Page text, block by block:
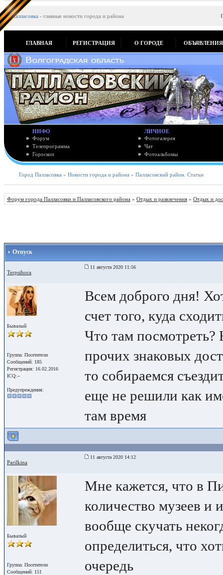
Палласовка - главные новости города и района
ГЛАВНАЯ РЕГИСТРАЦИЯ О ГОРОДЕ ОБЪЯВЛЕНИЯ
ИНФО
Форум
Телепрограмма
Гороскоп
ЛИЧНОЕ
Фотогалерея
Чат
Фотоальбомы
Город Палласовка » Новости города и района » Палласовский район. Статьи
Форум города Палласовки и Палласовского района » Отдых и развлечения » Отдых и
Отпуск
Terpsihora
11 августа 2020 11:56
Бывалый
Группа: Посетители
Сообщений: 185
Регистрация: 16.02.2016
ICQ:--
Предупреждения:
Всем доброго дня!
счет того, куда
Что там
прочих знаковых
то собираемся
еще не решили как
там время
Parilkina
11 августа 2020 14:12
Бывалый
Группа: Посетители
Сообщений: 151
Мне кажется, что в
количество музеев и
вообще скучать
определиться, что
очередь